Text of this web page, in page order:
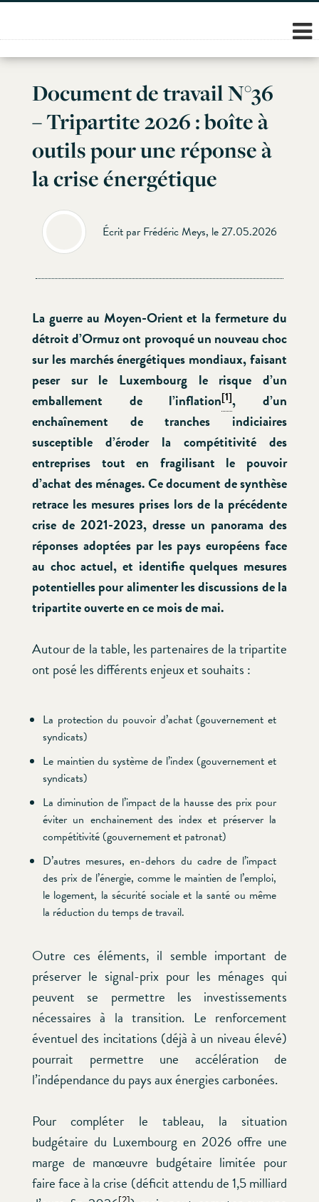
Skip
content
Document de travail N°36
– Tripartite 2026 : boîte à
outils pour une réponse à
la crise énergétique
Écrit par Frédéric Meys, le 27.05.2026
La guerre au Moyen-Orient et la fermeture du
détroit d’Ormuz ont provoqué un nouveau choc
sur les marchés énergétiques mondiaux, faisant
peser sur le Luxembourg le risque d’un
emballement de l’inflation[1], d’un
enchaînement de tranches indiciaires
susceptible d’éroder la compétitivité des
entreprises tout en fragilisant le pouvoir
d’achat des ménages. Ce document de synthèse
retrace les mesures prises lors de la précédente
crise de 2021-2023, dresse un panorama des
réponses adoptées par les pays européens face
au choc actuel, et identifie quelques mesures
potentielles pour alimenter les discussions de la
tripartite ouverte en ce mois de mai.
Autour de la table, les partenaires de la tripartite
ont posé les différents enjeux et souhaits :
La protection du pouvoir d’achat (gouvernement et
syndicats)
Le maintien du système de l’index (gouvernement et
syndicats)
La diminution de l’impact de la hausse des prix pour
éviter un enchainement des index et préserver la
compétitivité (gouvernement et patronat)
D’autres mesures, en-dehors du cadre de l’impact
des prix de l’énergie, comme le maintien de l’emploi,
le logement, la sécurité sociale et la santé ou même
la réduction du temps de travail.
Outre ces éléments, il semble important de
préserver le signal-prix pour les ménages qui
peuvent se permettre les investissements
nécessaires à la transition. Le renforcement
éventuel des incitations (déjà à un niveau élevé)
pourrait permettre une accélération de
l’indépendance du pays aux énergies carbonées.
Pour compléter le tableau, la situation
budgétaire du Luxembourg en 2026 offre une
marge de manœuvre budgétaire limitée pour
faire face à la crise (déficit attendu de 1,5 milliard